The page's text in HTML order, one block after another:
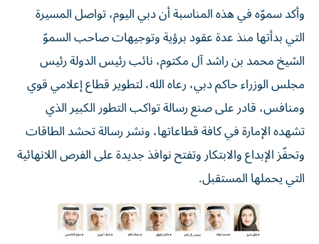
وأكد سموّه في هذه المناسبة أن دبي اليوم، تواصل المسيرة
التي بدأتها منذ عدة عقود برؤية وتوجيهات صاحب السموّ
الشيخ محمد بن راشد آل مكتوم، نائب رئيس الدولة رئيس
مجلس الوزراء حاكم دبي، رعاه الله، لتطوير قطاع إعلامي قوي
ومنافس، قادر على صنع رسالة تواكب التطور الكبير الذي
تشهده الإمارة في كافة قطاعاتها، ونشر رسالة تحشد الطاقات
وتحفّز الإبداع والابتكار وتفتح نوافذ جديدة على الفرص اللانهائية
التي يحملها المستقبل.